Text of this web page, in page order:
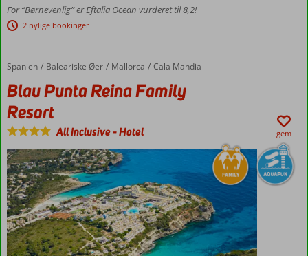
Moderne
familiehotel
til
Island
Swim-
up
værelser
med
plads til
7
For “Børnevenlig” er Eftalia Ocean vurderet til 8,2!
2 nylige bookinger
Forside
Spanien Baleariske Øer Mallorca Cala Mandia
Blau Punta Reina Family Resort
Blau Punta Reina Family
Resort
All Inclusive-Hotel gem